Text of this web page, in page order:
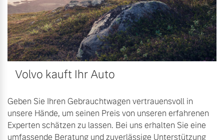
Volvo kauft Ihr Auto
Geben Sie Ihren Gebrauchtwagen vertrauensvoll in
unsere Hände, um seinen Preis von unseren erfahrenen
Experten schätzen zu lassen. Bei uns erhalten Sie eine
umfassende Beratung und zuverlässige Unterstützung